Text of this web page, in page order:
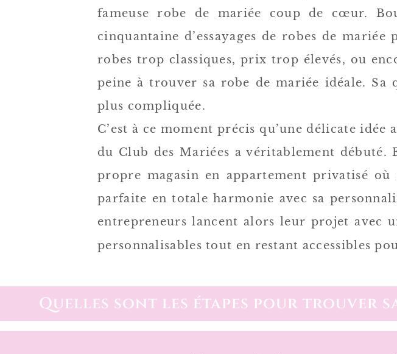
fameuse robe de mariée coup de cœur.
cinquantaine d’essayages de robes de
robes trop classiques, prix trop élevés, ou
peine à trouver sa robe de mariée idéale.
plus compliquée.
C’est à ce moment précis qu’une délicate
du Club des Mariées a véritablement
propre magasin en appartement privatisé
parfaite en totale harmonie avec sa
entrepreneurs lancent alors leur projet avec
personnalisables tout en restant accessibles
Quelles sont les étapes pour trouver